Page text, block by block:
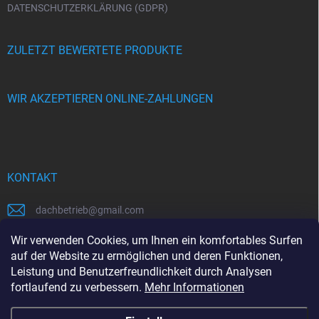
Wir verwenden Cookies, um Ihnen ein komfortables Surfen
auf der Website zu ermöglichen und deren Funktionen,
Leistung und Benutzerfreundlichkeit durch Analysen
fortlaufend zu verbessern. Mehr Informationen
DATENSCHUTZERKLÄRUNG (GDPR)
ZULETZT BEWERTETE PRODUKTE
WIR AKZEPTIEREN ONLINE-ZAHLUNGEN
KONTAKT
dachbetrieb@gmail.com
00421948484112
00421948484112
https://www.facebook.com/www.dachbetrieb.at